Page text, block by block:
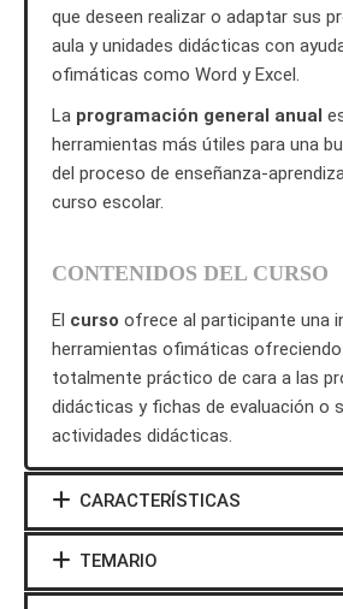
que deseen realizar o adaptar sus
aula y unidades didácticas con
ofimáticas como Word y Excel.
La programación general anual
herramientas más útiles para una
del proceso de enseñanza-
curso escolar.
CONTENIDOS DEL CURSO
El curso ofrece al participante una
herramientas ofimáticas
totalmente práctico de cara a las
didácticas y fichas de evaluación o
actividades didácticas.
CARACTERÍSTICAS
TEMARIO